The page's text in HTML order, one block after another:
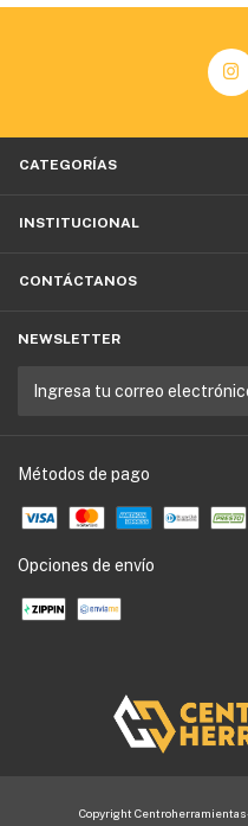
CATEGORÍAS
INSTITUCIONAL
CONTÁCTANOS
NEWSLETTER
Métodos de pago
Opciones de envío
Copyright Centroherramientas